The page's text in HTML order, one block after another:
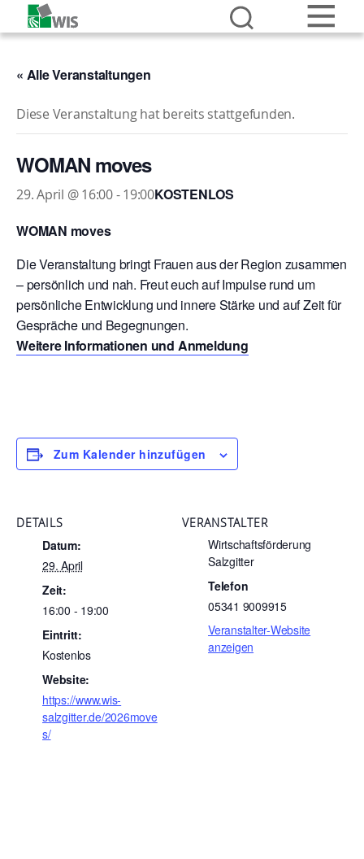
« Alle Veranstaltungen
Diese Veranstaltung hat bereits stattgefunden.
WOMAN moves
29. April @ 16:00-19:00KOSTENLOS
WOMAN moves
Die Veranstaltung bringt Frauen aus der Region zusammen
– persönlich und nah. Freut euch auf Impulse rund um
persönliche Entwicklung und innere Stärke und auf Zeit für
Gespräche und Begegnungen.
Weitere Informationen und Anmeldung
Zum Kalender hinzufügen
DETAILS
Datum:
29. April
Zeit:
16:00 - 19:00
Eintritt:
Kostenlos
Website:
https://www.wis-
salzgitter.de/2026move
s/
VERANSTALTER
Wirtschaftsförderung
Salzgitter
Telefon
05341 9009915
Veranstalter-Website
anzeigen